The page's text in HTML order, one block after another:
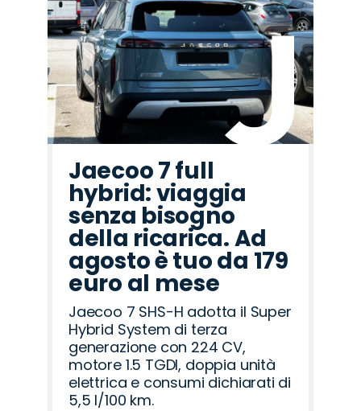
Jaecoo 7 full
hybrid: viaggia
senza bisogno
della ricarica. Ad
agosto è tuo da 179
euro al mese
Jaecoo 7 SHS-H adotta il Super
Hybrid System di terza
generazione con 224 CV,
motore 1.5 TGDI, doppia unità
elettrica e consumi dichiarati di
5,5 l/100 km.